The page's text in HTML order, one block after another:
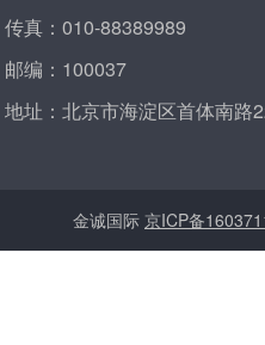
传真： 010-88389989
邮编： 100037
地址： 北京市海淀区首体南路
金诚国际 京ICP备